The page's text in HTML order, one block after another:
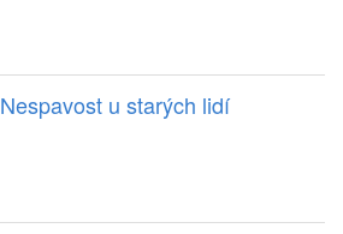
Nespavost u starých lidí